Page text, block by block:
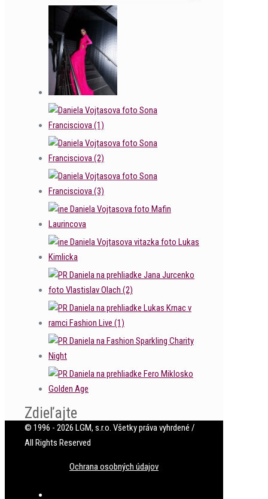
Zdieľajte
© 1996 - 2026 LGM, s.r.o. Všetky práva vyhrdené /
All Rights Reserved
Ochrana osobných údajov